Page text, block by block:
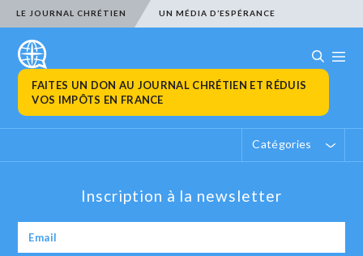
LE JOURNAL CHRÉTIEN UN MÉDIA D’ESPÉRANCE
FAITES UN DON AU JOURNAL CHRÉTIEN ET RÉDUIS
VOS IMPÔTS EN FRANCE
Catégories
Inscription à la newsletter